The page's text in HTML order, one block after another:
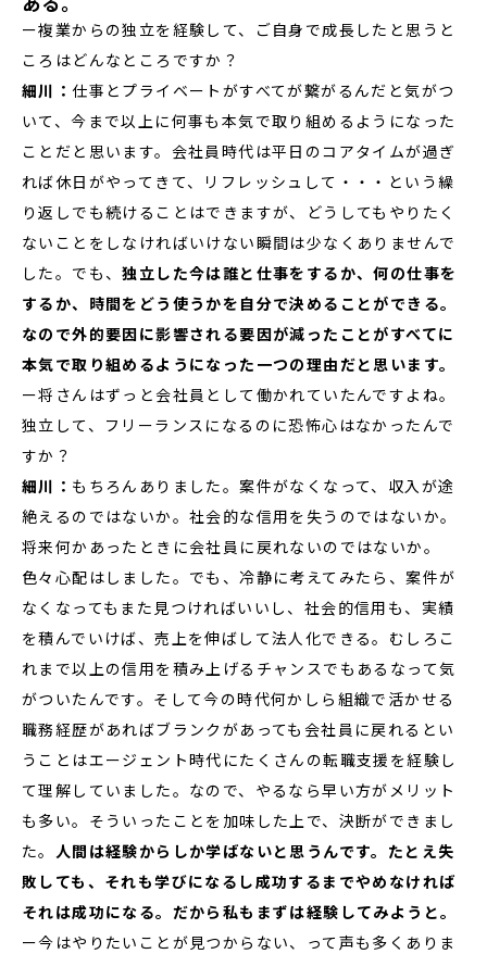
ー複業からの独立を経験して、ご自身で成長したと思うと
ころはどんなところですか？
細川：仕事とプライベートがすべてが繋がるんだと気がつ
いて、今まで以上に何事も本気で取り組めるようになった
ことだと思います。会社員時代は平日のコアタイムが過ぎ
れば休日がやってきて、リフレッシュして・・・という繰
り返しでも続けることはできますが、どうしてもやりたく
ないことをしなければいけない瞬間は少なくありませんで
した。でも、独立した今は誰と仕事をするか、何の仕事を
するか、時間をどう使うかを自分で決めることができる。
なので外的要因に影響される要因が減ったことがすべてに
本気で取り組めるようになった一つの理由だと思います。
ー将さんはずっと会社員として働かれていたんですよね。
独立して、フリーランスになるのに恐怖心はなかったんで
すか？
細川： もちろんありました。案件がなくなって、収入が途
絶えるのではないか。社会的な信用を失うのではないか。
将来何かあったときに会社員に戻れないのではないか。
色々心配はしました。でも、冷静に考えてみたら、案件が
なくなってもまた見つければいいし、社会的信用も、実績
を積んでいけば、売上を伸ばして法人化できる。むしろこ
れまで以上の信用を積み上げるチャンスでもあるなって気
がついたんです。そして今の時代何かしら組織で活かせる
職務経歴があればブランクがあっても会社員に戻れるとい
うことはエージェント時代にたくさんの転職支援を経験し
て理解していました。なので、やるなら早い方がメリット
も多い。そういったことを加味した上で、決断ができまし
た。
人間は経験からしか学ばないと思うんです。たとえ失
敗しても、それも学びになるし成功するまでやめなければ
それは成功になる。だから私もまずは経験してみようと。
ー今はやりたいことが見つからない、って声も多くありま